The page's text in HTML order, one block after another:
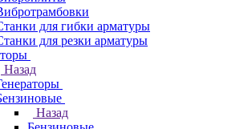
для гибки арматуры
для резки арматуры
Назад
Назад